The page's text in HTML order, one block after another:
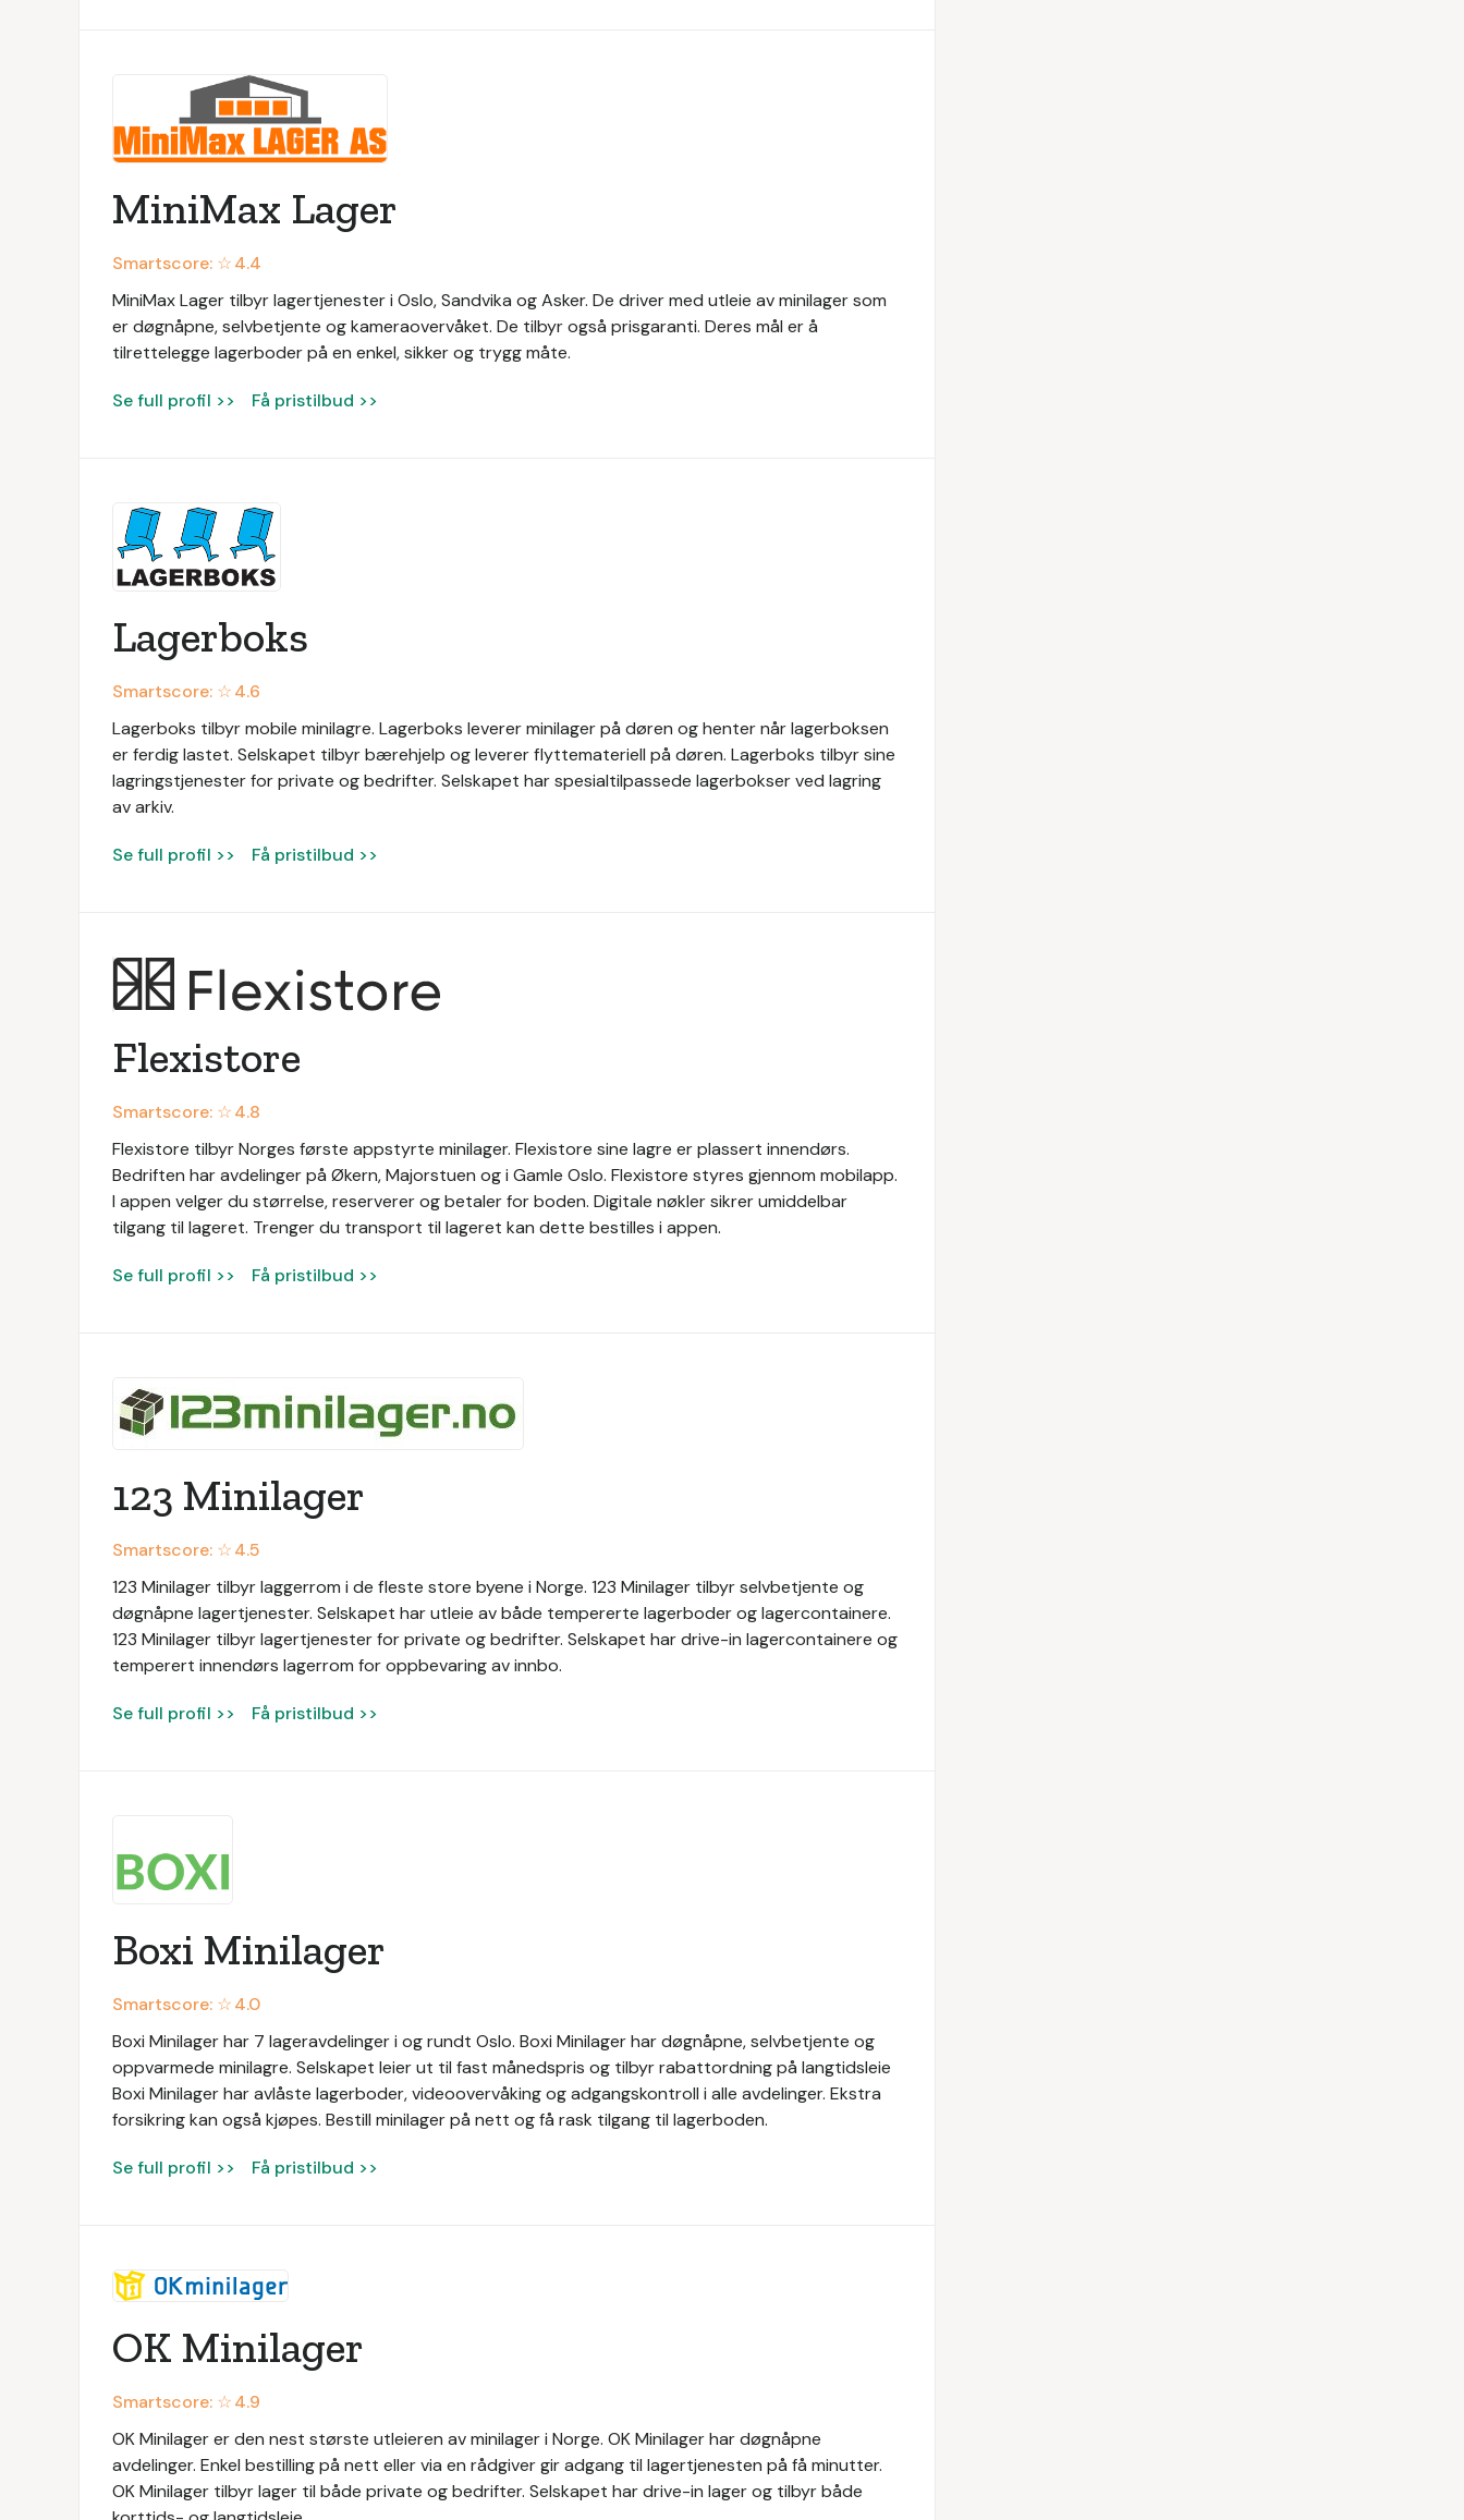
MiniMax Lager
Smartscore: ☆4.4
MiniMax Lager tilbyr lagertjenester i Oslo, Sandvika og Asker. De driver med utleie av minilager som
er døgnåpne, selvbetjente og kameraovervåket. De tilbyr også prisgaranti. Deres mål er å
tilrettelegge lagerboder på en enkel, sikker og trygg måte.
Se full profil >> Få pristilbud >>
Lagerboks
Smartscore: ☆4.6
Lagerboks tilbyr mobile minilagre. Lagerboks leverer minilager på døren og henter når lagerboksen
er ferdig lastet. Selskapet tilbyr bærehjelp og leverer flyttemateriell på døren. Lagerboks tilbyr sine
lagringstjenester for private og bedrifter. Selskapet har spesialtilpassede lagerbokser ved lagring
av arkiv.
Se full profil >> Få pristilbud >>
Flexistore
Smartscore: ☆4.8
Flexistore tilbyr Norges første appstyrte minilager. Flexistore sine lagre er plassert innendørs.
Bedriften har avdelinger på Økern, Majorstuen og i Gamle Oslo. Flexistore styres gjennom mobilapp.
I appen velger du størrelse, reserverer og betaler for boden. Digitale nøkler sikrer umiddelbar
tilgang til lageret. Trenger du transport til lageret kan dette bestilles i appen.
Se full profil >> Få pristilbud >>
123 Minilager
Smartscore: ☆4.5
123 Minilager tilbyr laggerrom i de fleste store byene i Norge. 123 Minilager tilbyr selvbetjente og
døgnåpne lagertjenester. Selskapet har utleie av både tempererte lagerboder og lagercontainere.
123 Minilager tilbyr lagertjenester for private og bedrifter. Selskapet har drive-in lagercontainere og
temperert innendørs lagerrom for oppbevaring av innbo.
Se full profil >> Få pristilbud >>
Boxi Minilager
Smartscore: ☆4.0
Boxi Minilager har 7 lageravdelinger i og rundt Oslo. Boxi Minilager har døgnåpne, selvbetjente og
oppvarmede minilagre. Selskapet leier ut til fast månedspris og tilbyr rabattordning på langtidsleie
Boxi Minilager har avlåste lagerboder, videoovervåking og adgangskontroll i alle avdelinger. Ekstra
forsikring kan også kjøpes. Bestill minilager på nett og få rask tilgang til lagerboden.
Se full profil >> Få pristilbud >>
OK Minilager
Smartscore: ☆4.9
OK Minilager er den nest største utleieren av minilager i Norge. OK Minilager har døgnåpne
avdelinger. Enkel bestilling på nett eller via en rådgiver gir adgang til lagertjenesten på få minutter.
OK Minilager tilbyr lager til både private og bedrifter. Selskapet har drive-in lager og tilbyr både